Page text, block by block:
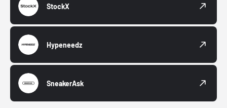
StockX
Hypeneedz
SneakerAsk